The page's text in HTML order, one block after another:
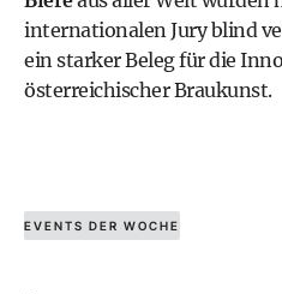
internationalen Jury blind
ein starker Beleg für die
österreichischer Braukunst.
EVENTS DER WOCHE